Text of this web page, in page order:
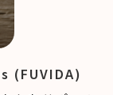
(FUVIDA)